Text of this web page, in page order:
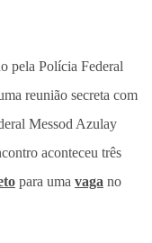
pela Polícia Federal
reunião secreta com
Messod Azulay
aconteceu três
para uma vaga no